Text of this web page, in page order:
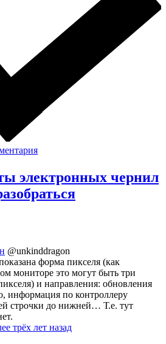
электронных чернил
@unkinddragon
форма пикселя (как
мониторе это могут быть три
и направления: обновления
информация по контроллеру
строчки до нижней… Т.е. тут
трёх лет назад